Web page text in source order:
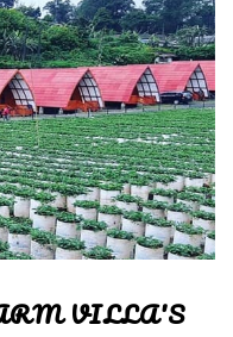
VILLA'S